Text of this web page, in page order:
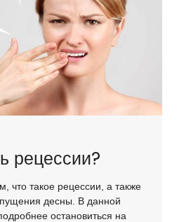
рецессии?
что такое рецессии, а также
десны. В данной
остановиться на